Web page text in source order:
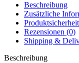
Beschreibung
Zusätzliche
Produktsicherheit
Rezensionen (0)
Shipping &
Beschreibung